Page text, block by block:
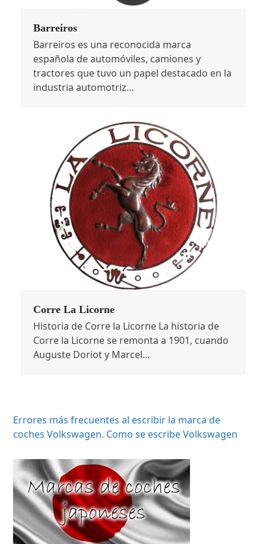
Barreiros
Barreiros es una reconocida marca
española de automóviles, camiones y
tractores que tuvo un papel destacado en la
industria automotriz…
Corre La Licorne
Historia de Corre la Licorne La historia de
Corre la Licorne se remonta a 1901, cuando
Auguste Doriot y Marcel…
Errores más frecuentes al escribir la marca de
coches Volkswagen. Como se escribe Volkswagen